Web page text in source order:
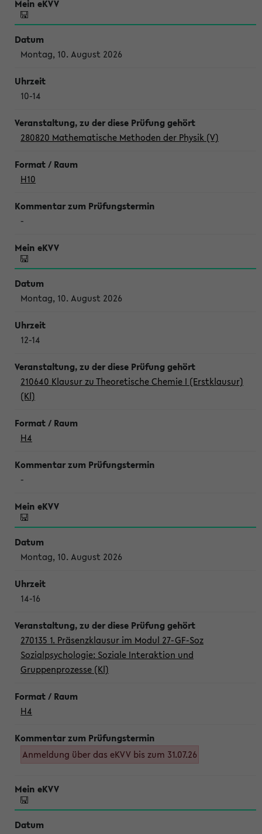
Montag, 10. August 2026
10-14
280820 Mathematische Methoden der Physik (V)
H10
-
Montag, 10. August 2026
12-14
210640 Klausur zu Theoretische Chemie I (Erstklausur)
(Kl)
H4
-
Montag, 10. August 2026
14-16
270135 1. Präsenzklausur im Modul 27-GF-Soz
Sozialpsychologie: Soziale Interaktion und
Gruppenprozesse (Kl)
H4
Anmeldung über das eKVV bis zum 31.07.26